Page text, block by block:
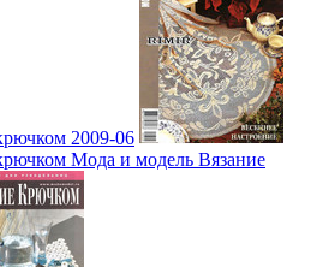
2009-06
Мода и модель Вязание